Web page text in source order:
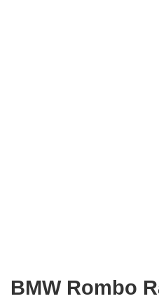
BMW Rombo